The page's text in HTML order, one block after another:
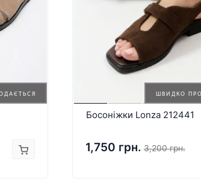
ШВИДКО
Босоніжки Lonza 212441
1,750 грн. 3,200 грн.